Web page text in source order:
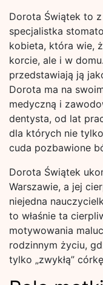
Dorota Świątek to
specjalistka
kobieta, która wie,
korcie, ale i w
przedstawiają ją
Dorota ma na
medyczną i
dentysta, od lat
dla których nie
cuda pozbawione
Dorota Świątek
Warszawie, a jej
niejedna
to właśnie ta
motywowania
rodzinnym życiu,
tylko „zwykłą”